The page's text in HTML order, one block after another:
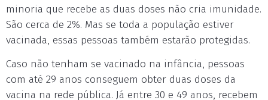
minoria que recebe as duas doses não cria imunidade.
São cerca de 2%. Mas se toda a população estiver
vacinada, essas pessoas também estarão protegidas.
Caso não tenham se vacinado na infância, pessoas
com até 29 anos conseguem obter duas doses da
vacina na rede pública. Já entre 30 e 49 anos, recebem